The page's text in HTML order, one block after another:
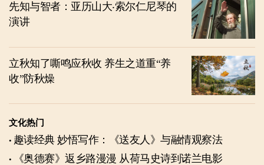
先知与智者：亚历山大‧索尔仁尼琴的
演讲
立秋知了嘶鸣应秋收 养生之道重“养
收”防秋燥
文化热门
趣读经典 妙悟写作：《送友人》与融情观察法
《奥德赛》返乡路漫漫 从荷马史诗到诺兰电影